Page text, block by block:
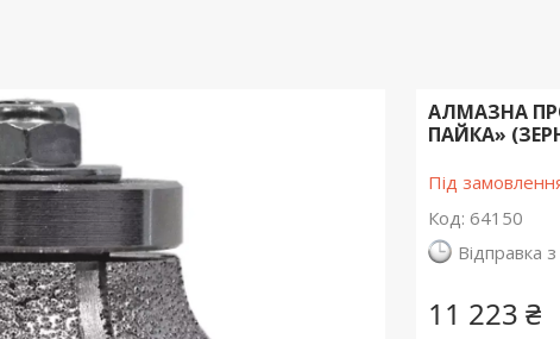
АЛМАЗНА
ПАЙКА»
Під
Код: 64150
Відправка
11 223 ₴